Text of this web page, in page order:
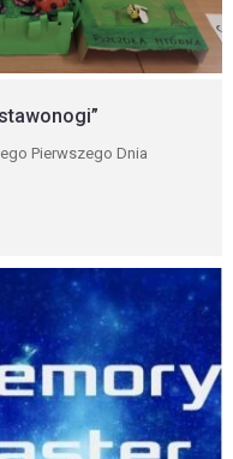
Pierwszego Dnia